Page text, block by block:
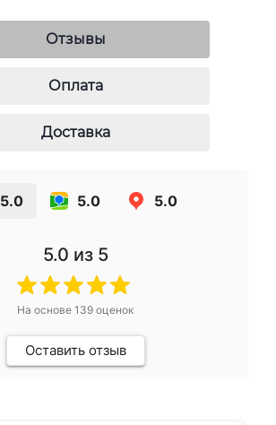
Отзывы
Оплата
Доставка
5.0 5.0 5.0
5.0 из 5
На основе 139 оценок
Оставить отзыв